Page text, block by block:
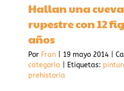
Hallan una
rupestre con 12
años
Por Fran 19 mayo 2014
categoría
Etiquetas:
prehistoria